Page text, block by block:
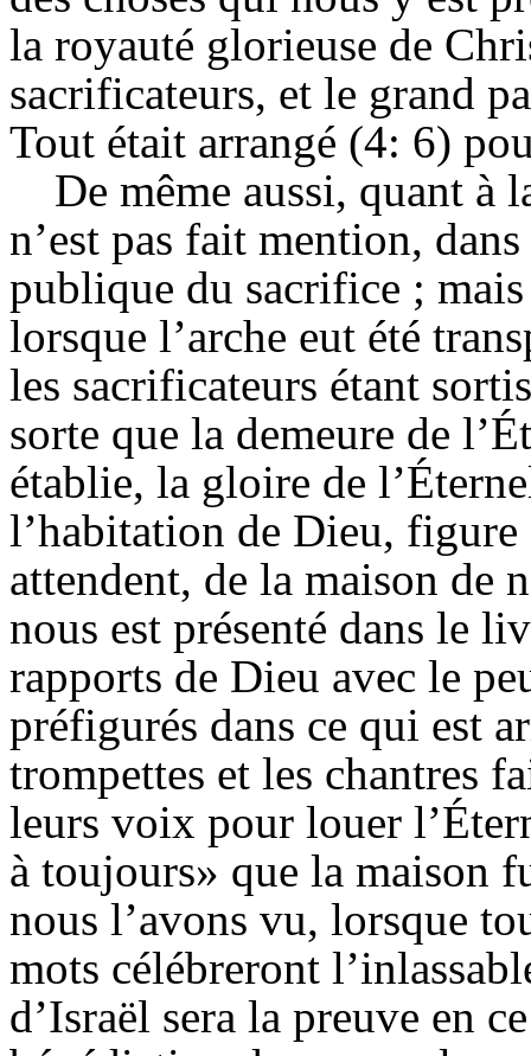
la royauté glorieuse de
sacrificateurs, et le grand
Tout était arrangé (4: 6)
De même aussi, quant
n’est pas fait mention,
publique du sacrifice ;
lorsque l’arche eut été
les sacrificateurs étant
sorte que la demeure de
établie, la gloire de
l’habitation de Dieu, figure
attendent, de la maison de
nous est présenté dans le
rapports de Dieu avec le
préfigurés dans ce qui est
trompettes et les chantres
leurs voix pour louer
à toujours» que la maison
nous l’avons vu, lorsque
mots célébreront
d’Israël sera la preuve en